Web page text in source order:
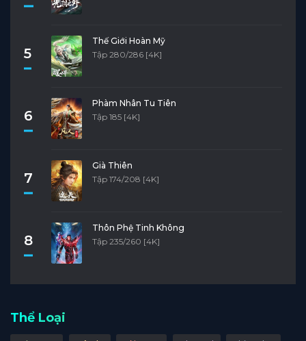
5
Thế Giới Hoàn Mỹ
Tập 280/286 [4K]
6
Phàm Nhân Tu Tiên
Tập 185 [4K]
7
Già Thiên
Tập 174/208 [4K]
8
Thôn Phệ Tinh Không
Tập 235/260 [4K]
Thể Loại